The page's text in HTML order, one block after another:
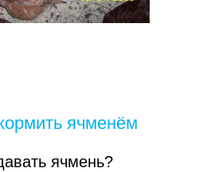
ячмень?